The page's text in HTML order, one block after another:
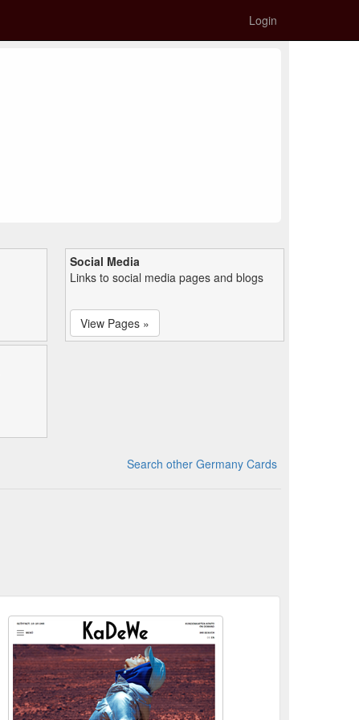
Login
Social Media
Links to social media pages and blogs
View Pages »
Search other Germany Cards